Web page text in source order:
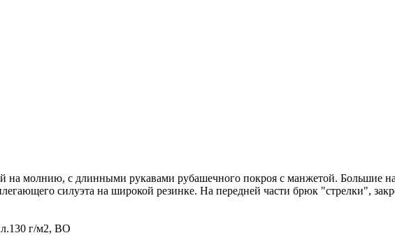
на молнию, с длинными рукавами рубашечного покроя с манжетой. Большие
силуэта на широкой резинке. На передней части брюк "стрелки",
г/м2, ВО